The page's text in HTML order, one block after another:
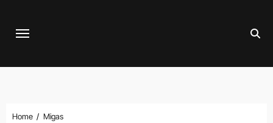
Home
Migas